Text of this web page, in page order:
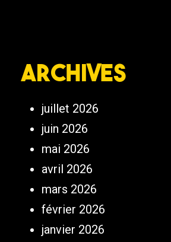
Archives
juillet 2026
juin 2026
mai 2026
avril 2026
mars 2026
février 2026
janvier 2026